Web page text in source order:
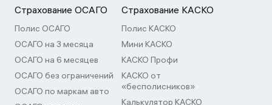
Страхование ОСАГО
Полис ОСАГО
ОСАГО на 3 месяца
ОСАГО на 6 месяцев
ОСАГО без ограничений
ОСАГО по маркам авто
Страхование КАСКО
Полис КАСКО
Мини КАСКО
КАСКО Профи
КАСКО от
«бесполисников»
Калькулятор КАСКО